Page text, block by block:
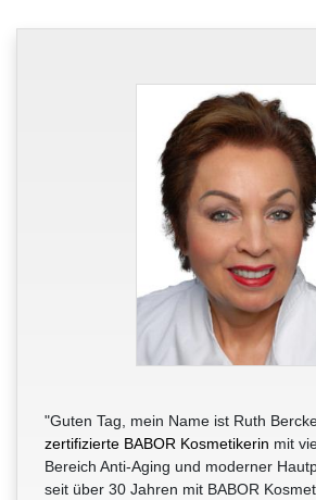
"Guten Tag, mein Name ist Ruth
zertifizierte BABOR Kosmetikerin mit
Bereich Anti-Aging und moderner
seit über 30 Jahren mit BABOR